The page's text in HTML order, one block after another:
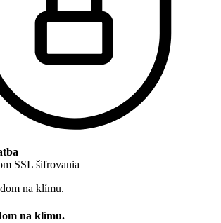
SSL šifrovania
na klímu.